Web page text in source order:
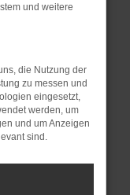
beheben.
und dein
Stand
nur ein
nicht
und weitere
die Nutzung der
zu messen und
eingesetzt,
werden, um
und um Anzeigen
sind.